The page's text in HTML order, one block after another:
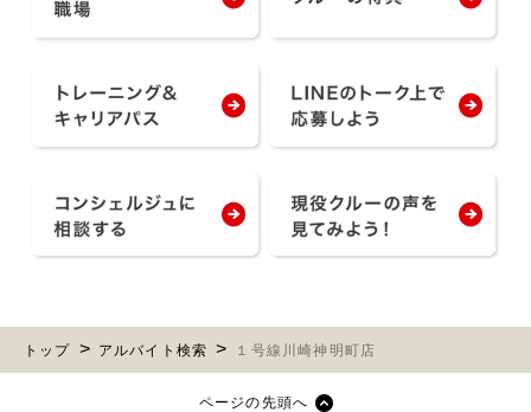
トップ アルバイト検索 １号線川崎神明町店
ページの先頭へ